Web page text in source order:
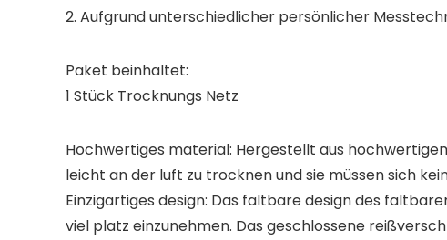
2. Aufgrund unterschiedlicher persönlicher
Paket beinhaltet:
1 Stück Trocknungs Netz
Hochwertiges material: Hergestellt aus
leicht an der luft zu trocknen und sie müssen sich
Einzigartiges design: Das faltbare design des
viel platz einzunehmen. Das geschlossene